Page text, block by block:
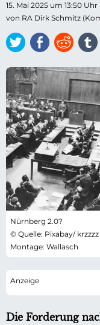
15. Mai 2025 um 13:50 Uhr
von RA Dirk Schmitz
TwitterFacebook
Nürnberg 2.0?
© Quelle: Pixabay/
Montage: Wallasch
Die Forderung